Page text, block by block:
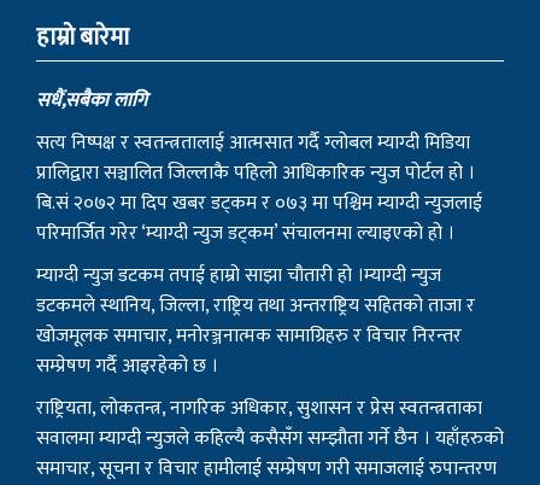
सधैं,सबैका लागि
सत्य निष्पक्ष र स्वतन्त्रतालाई आत्मसात गर्दै ग्लोबल म्याग्दी मिडिया
प्रालिद्वारा सञ्चालित जिल्लाकै पहिलो आधिकारिक न्युज पोर्टल हो ।
बि.सं २०७२ मा दिप खबर डट्कम र ०७३ मा पश्चिम म्याग्दी न्युजलाई
परिमार्जित गरेर ‘म्याग्दी न्युज डट्कम’ संचालनमा ल्याइएको हो ।
म्याग्दी न्युज डटकम तपाई हाम्रो साझा चौतारी हो ।म्याग्दी न्युज
डटकमले स्थानिय, जिल्ला, राष्ट्रिय तथा अन्तराष्ट्रिय सहितको ताजा र
खोजमूलक समाचार, मनोरञ्जनात्मक सामाग्रिहरु र विचार निरन्तर
सम्प्रेषण गर्दै आइरहेको छ ।
राष्ट्रियता, लोकतन्त्र, नागरिक अधिकार, सुशासन र प्रेस स्वतन्त्रताका
सवालमा म्याग्दी न्युजले कहिल्यै कसैसँग सम्झौता गर्ने छैन । यहाँहरुको
समाचार, सूचना र विचार हामीलाई सम्प्रेषण गरी समाजलाई रुपान्तरण
गर्ने हाम्रो आभियानको हिस्सा बन्न सबैमा हार्दिक आग्रह गर्दछौं ।